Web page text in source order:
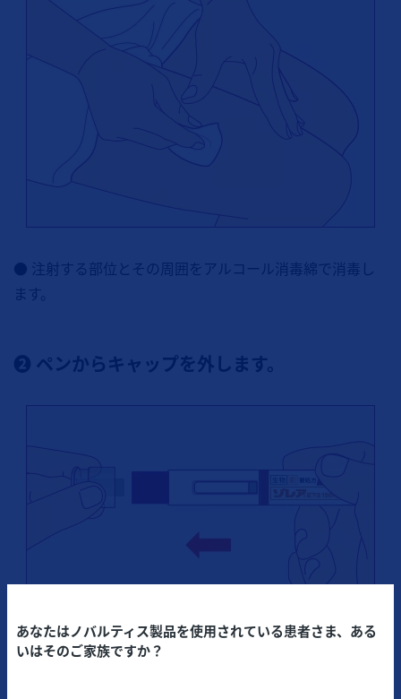
● 注射する部位とその周囲をアルコール消毒綿で消毒し
ます。
❷ ペンからキャップを外します。
あなたはノバルティス製品を使用されている患者さま、ある
いはそのご家族ですか？